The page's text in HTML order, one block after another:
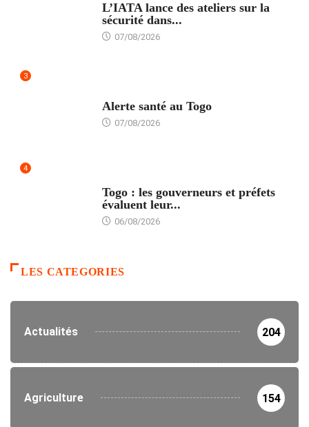
L’IATA lance des ateliers sur la
sécurité dans...
07/08/2026
3
Alerte santé au Togo
07/08/2026
4
Togo : les gouverneurs et préfets
évaluent leur...
06/08/2026
LES CATEGORIES
Actualités 204
Agriculture 154